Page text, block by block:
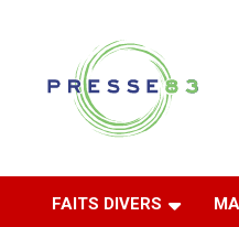
Presse 83
FAITS DIVERS